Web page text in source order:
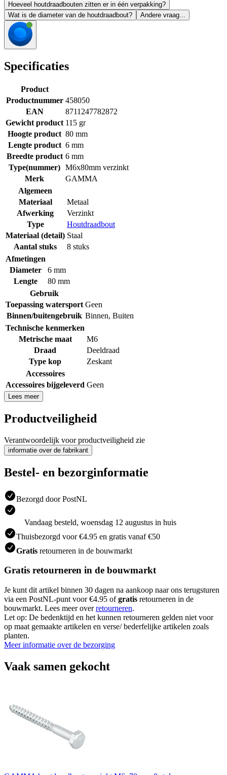
Hoeveel houtdraadbouten zitten er in één verpakking?
Wat is de diameter van de houtdraadbout?
Andere vraag...
Specificaties
Product
Productnummer 458050
EAN
8711247782872
Gewicht product 115 gr
Hoogte product 80 mm
Lengte product 6 mm
Breedte product 6 mm
Type(nummer) M6x80mm verzinkt
Merk
GAMMA
Algemeen
Materiaal
Metaal
Afwerking
Verzinkt
Type
Houtdraadbout
Materiaal (detail) Staal
Aantal stuks
8 stuks
Afmetingen
Diameter
6 mm
Lengte
80 mm
Gebruik
Toepassing watersport Geen
Binnen/buitengebruik Binnen, Buiten
Technische kenmerken
Metrische maat
M6
Draad
Deeldraad
Type kop
Zeskant
Accessoires
Accessoires bijgeleverd Geen
Lees meer
Productveiligheid
Verantwoordelijk voor productveiligheid zie
informatie over de fabrikant
Bestel- en bezorginformatie
Bezorgd door PostNL
Vandaag besteld, woensdag 12 augustus in huis
Thuisbezorgd voor €4.95 en gratis vanaf €50
Gratis retourneren in de bouwmarkt
Gratis retourneren in de bouwmarkt
Je kunt dit artikel binnen 30 dagen na aankoop naar ons terugsturen
via een PostNL-punt voor €4.95 ofgratis retourneren in de
bouwmarkt. Lees meer overretourneren.
Let op: De bedenktijd en het kunnen retourneren gelden niet voor
op maat gemaakte artikelen en verse/ bederfelijke artikelen zoals
planten.
Meer informatie over de bezorging
Vaak samen gekocht